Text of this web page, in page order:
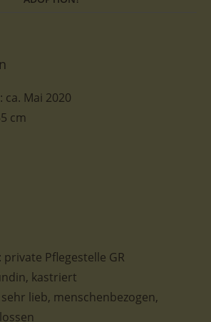
ca. Mai 2020
cm
Pflegestelle GR
kastriert
lieb, menschenbezogen,